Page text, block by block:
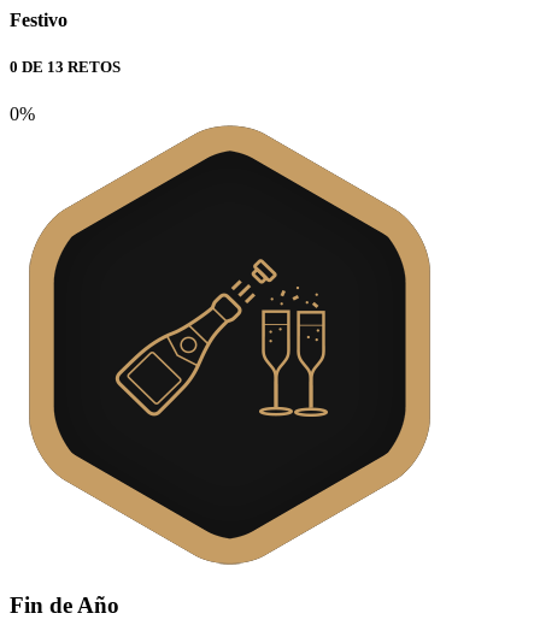
Festivo
0 DE 13 RETOS
0%
Fin de Año